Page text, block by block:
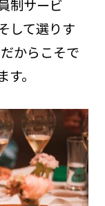
制サービ
して選りす
からこそで
。